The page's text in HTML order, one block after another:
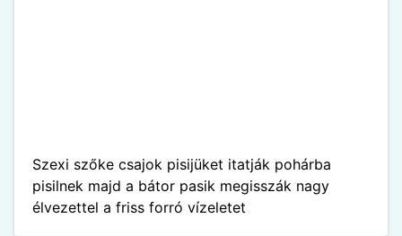
Szexi szőke csajok pisijüket itatják pohárba
pisilnek majd a bátor pasik megisszák nagy
élvezettel a friss forró vízeletet